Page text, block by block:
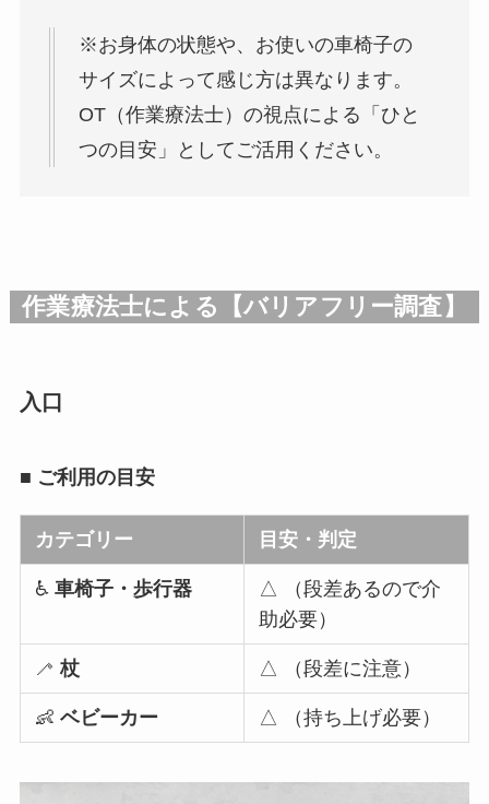
※お身体の状態や、お使いの車椅子の
サイズによって感じ方は異なります。
OT（作業療法士）の視点による「ひと
つの目安」としてご活用ください。
作業療法士による【バリアフリー調査】
入口
■ ご利用の目安
カテゴリー 目安・判定
♿車椅子・歩行器
△ （段差あるので介
助必要）
🦯杖 △ （段差に注意）
👶ベビーカー △ （持ち上げ必要）